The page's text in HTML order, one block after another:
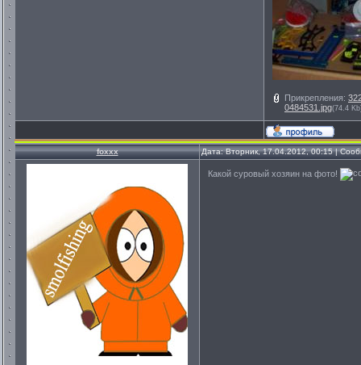
Прикрепления:
0484531.jpg(74.4
foxxx Дата: Вторник, 17.04.2012, 00:15 |
Какой суровый хозяин на фото!